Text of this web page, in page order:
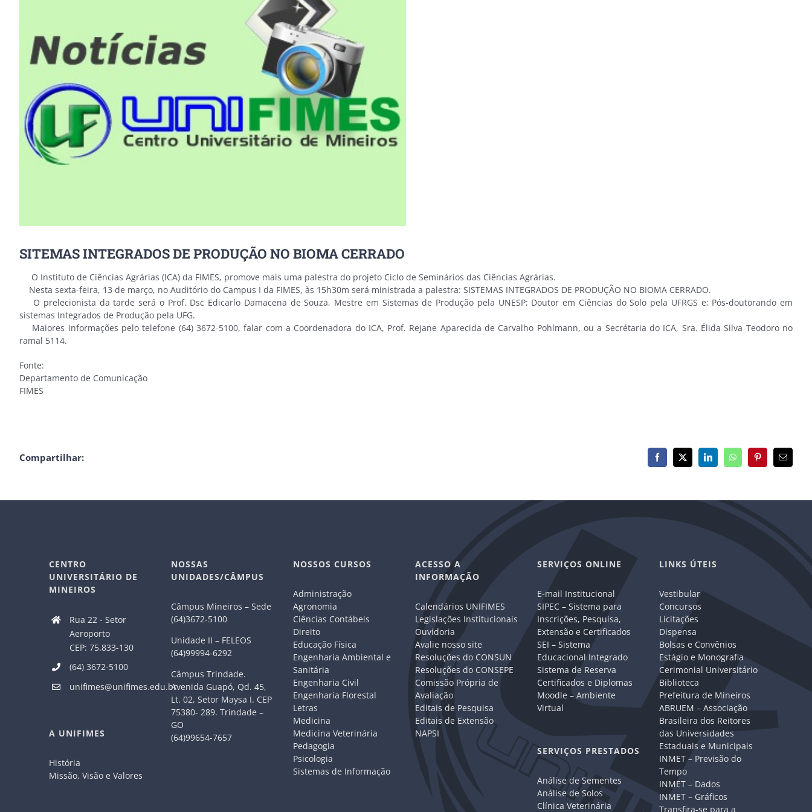
SITEMAS INTEGRADOS DE PRODUÇÃO NO BIOMA CERRADO
O Instituto de Ciências Agrárias (ICA) da FIMES, promove mais uma palestra do projeto Ciclo de Seminários das Ciências Agrárias.
Nesta sexta-feira, 13 de março, no Auditório do Campus I da FIMES, às 15h30m será ministrada a palestra: SISTEMAS INTEGRADOS DE PRODUÇÃO NO BIOMA CERRADO.
O prelecionista da tarde será o Prof. Dsc Edicarlo Damacena de Souza, Mestre em Sistemas de Produção pela UNESP; Doutor em Ciências do Solo pela UFRGS e; Pós-doutorando em
sistemas Integrados de Produção pela UFG.
Maiores informações pelo telefone (64) 3672-5100, falar com a Coordenadora do ICA, Prof. Rejane Aparecida de Carvalho Pohlmann, ou a Secrétaria do ICA, Sra. Élida Silva Teodoro no
ramal 5114.
Fonte:
Departamento de Comunicação
FIMES
Compartilhar: Facebook
X LinkedInWhatsAppPinterest
E-
mail
CENTRO
UNIVERSITÁRIO DE
MINEIROS
Rua 22 - Setor
Aeroporto
CEP: 75.833-130
(64) 3672-5100
unifimes@unifimes.edu.br
A UNIFIMES
História
Missão, Visão e Valores
NOSSAS
UNIDADES/CÂMPUS
Câmpus Mineiros – Sede
(64)3672-5100
Unidade II – FELEOS
(64)99994-6292
Câmpus Trindade.
Avenida Guapó, Qd. 45,
Lt. 02, Setor Maysa I. CEP
75380- 289. Trindade –
GO
(64)99654-7657
NOSSOS CURSOS
Administração
Agronomia
Ciências Contábeis
Direito
Educação Física
Engenharia Ambiental e
Sanitária
Engenharia Civil
Engenharia Florestal
Letras
Medicina
Medicina Veterinária
Pedagogia
Psicologia
Sistemas de Informação
ACESSO A
INFORMAÇÃO
Calendários UNIFIMES
Legislações Institucionais
Ouvidoria
Avalie nosso site
Resoluções do CONSUN
Resoluções do CONSEPE
Comissão Própria de
Avaliação
Editais de Pesquisa
Editais de Extensão
NAPSI
SERVIÇOS ONLINE
E-mail Institucional
SIPEC – Sistema para
Inscrições, Pesquisa,
Extensão e Certificados
SEI – Sistema
Educacional Integrado
Sistema de Reserva
Certificados e Diplomas
Moodle – Ambiente
Virtual
SERVIÇOS PRESTADOS
Análise de Sementes
Análise de Solos
Clínica Veterinária
LINKS ÚTEIS
Vestibular
Concursos
Licitações
Dispensa
Bolsas e Convênios
Estágio e Monografia
Cerimonial Universitário
Biblioteca
Prefeitura de Mineiros
ABRUEM – Associação
Brasileira dos Reitores
das Universidades
Estaduais e Municipais
INMET – Previsão do
Tempo
INMET – Dados
INMET – Gráficos
Transfira-se para a